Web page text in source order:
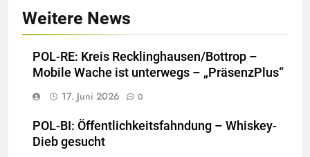
Weitere News
POL-RE: Kreis Recklinghausen/Bottrop –
Mobile Wache ist unterwegs – „PräsenzPlus“
17. Juni 2026
0
POL-BI: Öffentlichkeitsfahndung – Whiskey-
Dieb gesucht